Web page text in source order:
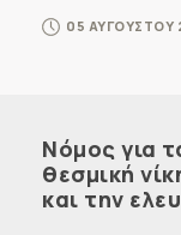
05 ΑΥΓΟΥΣΤΟΥ
Νόμος για
θεσμική
και την